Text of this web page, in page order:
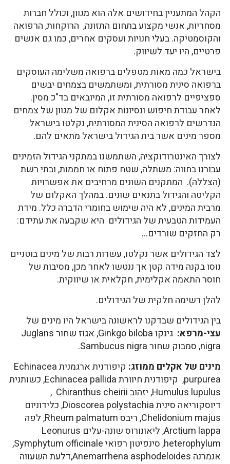
הקהל המתעניין בחידושים אלה הוא מגוון, וכולל חברות
מסחריות, אנשי מקצוע בתחום התזונה, הרוקחות, הרפואה
והקוסמטיקה. בעלי חנויות ועסקים אחרים, כמו גם אנשים
פרטיים, היו יעד לשיווק.
בישראל כמה מאות מטפלים ברפואה משלימה העוסקים
ברפואה סינית מסורתית, ומשתמשים בצמחים יבשים
ספציפיים לרפואה מסורתית זו, המיובאים בד"כ מסין.
לאחר עבודת חיפוש ונסיונות אקלום של מגוון של צמחים
הנדרשים לרפואה הסינית המסורתית, נקלטו בישראל
מספר מינים אשר בית הגידול בישראל מתאים להם.
לצורך האינטרודוקציה, השתמשנו במתקני הגידול הזמינים
עבורנו בחווה: משתלה, שטח פתוח או חממות, ובתי רשת
(הצללה). המתקנים השונים מרחיבים את אפשרויות
הקליטה והגידול בתנאים שונים. במהלך האקלום של
מרבית המינים, לא היה שימוש בחומרי הדברה כלל. מידת
העמידות הטבעית של הגידולים היא שקבעה את עתידם:
רק החזקים שורדים…
לצד הגידולים אשר נקלטו, עשרות רבות של מינים בוטניים
נוסו בקנה מידה קטן אך ננטשו לאחר מכן, מסיבות של
חוסר התאמה אקלימית, חקלאית או שיווקית.
להלן רשימה חלקית של הגידולים.
בין הגידולים שבדקנו לראשונה בישראל היו מינים של
עצי-מרפא:
גינקו Ginkgo biloba, אגוז שחור Juglans
nigra, סמבוק שחור Sambucus nigra.
מינים של אקלים ממוזג:
קיפודנית ארגמנית Echinacea
purpurea, קיפודנית חיוורת Echinacea pallida, כשותנית
Humulus lupulus, יזהוב Chiranthus cheirii ,
דיוסקוריאה סינית Dioscorea polystachia, כלידוניום
Chelidonium majus, ריבס Rheum palmatum, לפה
Arctium lappa, ליאונורוס שונה-עלים Leonurus
heterophylum, סינפיטון רפואי Symphytum officinale,
אנמרנה Anemarrhena asphodeloides,דלעת השעווה